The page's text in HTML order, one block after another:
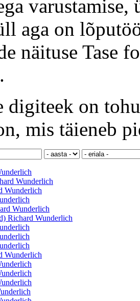
varustamise,
aga on
näituse Tase
digiteek on
mis täieneb
Wunderlich
Wunderlich
Wunderlich
Richard Wunderlich
Wunderlich